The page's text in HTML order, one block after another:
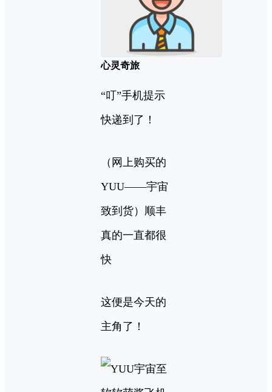
心灵奇旅
“叮”手机提示
快递到了！
（网上购买的
YUU——宇宙
致到货）顺丰
真的一直都很
快
这便是今天的
主角了！